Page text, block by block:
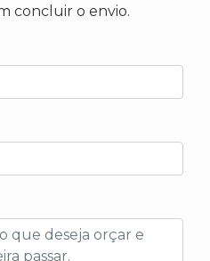
concluir o envio.